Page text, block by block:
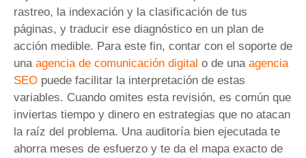
rastreo, la indexación y la clasificación de tus
páginas, y traducir ese diagnóstico en un plan de
acción medible. Para este fin, contar con el soporte de
una agencia de comunicación digital o de una agencia
SEO puede facilitar la interpretación de estas
variables. Cuando omites esta revisión, es común que
inviertas tiempo y dinero en estrategias que no atacan
la raíz del problema. Una auditoría bien ejecutada te
ahorra meses de esfuerzo y te da el mapa exacto de